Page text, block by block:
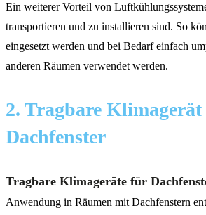
Ein weiterer Vorteil von
transportieren und zu installieren sind. So
eingesetzt werden und bei Bedarf einfach
anderen Räumen verwendet werden.
2. Tragbare
Dachfenster
Tragbare Klimageräte für
Anwendung in Räumen mit Dachfenstern